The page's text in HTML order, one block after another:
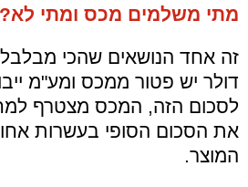
מתי משלמים מכס ומתי לא?
דולר יש פטור ממכס ומע"מ
לסכום הזה, המכס מצטרף
את הסכום הסופי בעשרות
המוצר.